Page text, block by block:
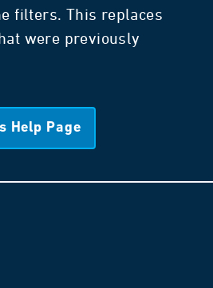
filters. This replaces
were previously
Help Page